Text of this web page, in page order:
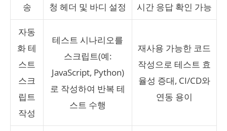
송
청 헤더 및 바디 설정
시간 응답 확인 가능
자동
화 테
스트
스크
립트
작성
테스트 시나리오를
스크립트(예:
JavaScript, Python)
로 작성하여 반복 테
스트 수행
재사용 가능한 코드
작성으로 테스트 효
율성 증대, CI/CD와
연동 용이